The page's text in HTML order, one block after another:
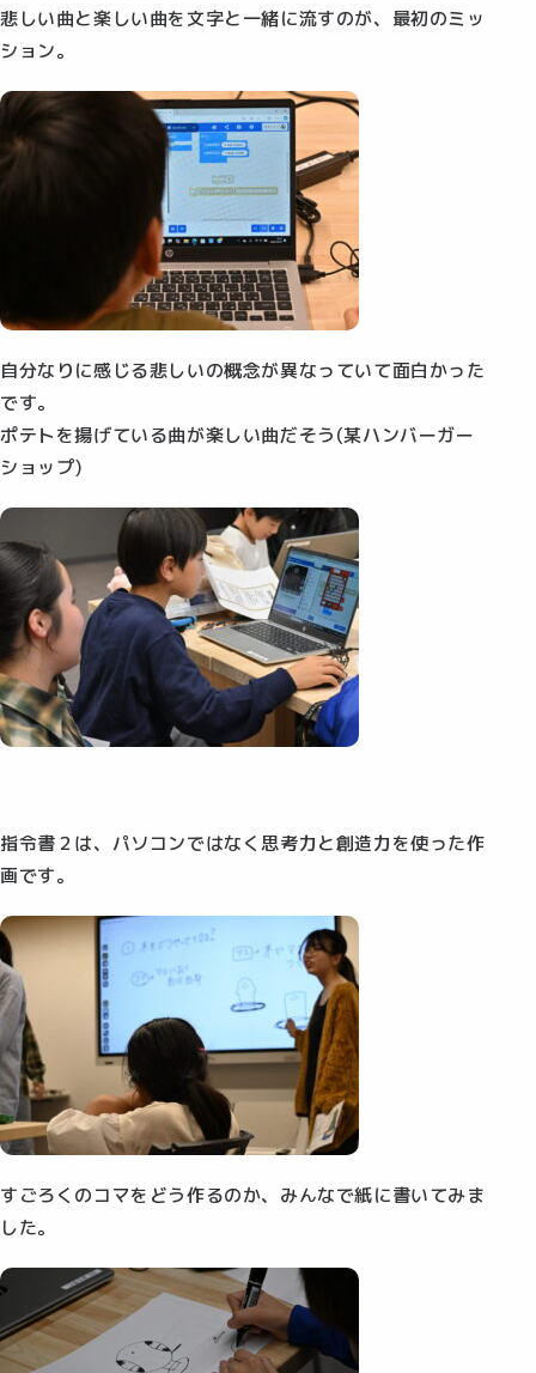
悲しい曲と楽しい曲を文字と一緒に流すのが、最初のミッ
ション。
自分なりに感じる悲しいの概念が異なっていて面白かった
です。
ポテトを揚げている曲が楽しい曲だそう(某ハンバーガー
ショップ)
指令書２は、パソコンではなく思考力と創造力を使った作
画です。
すごろくのコマをどう作るのか、みんなで紙に書いてみま
した。